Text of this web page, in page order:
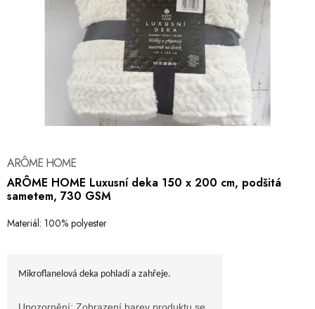
Chovatelské potřeby
Dětské zboží a hračky
Novinky
World Cleanup Day
Akční ceny
Obchodní podmínky pro podnikatele
Zásady používání cookies
O nás Blog
ARÔME HOME
ARÔME HOME Luxusní deka 150 x 200 cm, podšitá
sametem, 730 GSM
Materiál: 100% polyester
Mikroflanelová deka pohladí a zahřeje.